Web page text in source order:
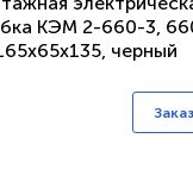
КЭМ 2-660-3,
черный